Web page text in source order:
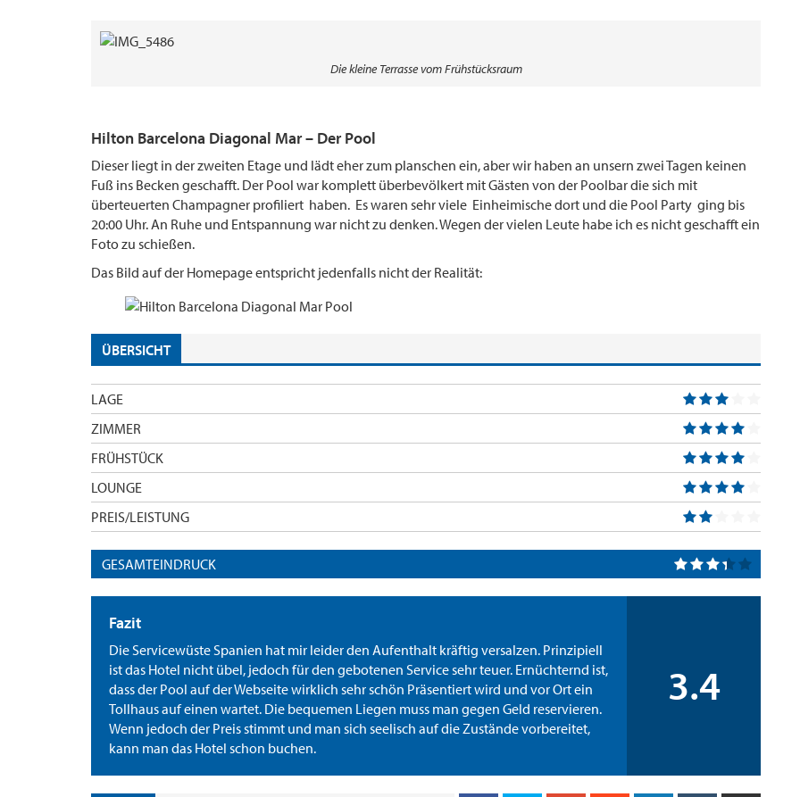
Die kleine Terrasse vom Frühstücksraum
Hilton Barcelona Diagonal Mar– Der Pool
Dieser liegt in der zweiten Etage und lädt eher zum planschen ein, aber wir haben an unsern zwei Tagen keinen
Fuß ins Becken geschafft. Der Pool war komplett überbevölkert mit Gästen von der Poolbar die sich mit
überteuerten Champagner profiliert haben. Es waren sehr viele Einheimische dort und die Pool Party ging bis
20:00 Uhr. An Ruhe und Entspannung war nicht zu denken. Wegen der vielen Leute habe ich es nicht geschafft ein
Foto zu schießen.
Das Bild auf der Homepage entspricht jedenfalls nicht der Realität:
ÜBERSICHT
LAGE
ZIMMER
FRÜHSTÜCK
LOUNGE
PREIS/LEISTUNG
GESAMTEINDRUCK
Fazit
Die Servicewüste Spanien hat mir leider den Aufenthalt kräftig versalzen. Prinzipiell
ist das Hotel nicht übel, jedoch für den gebotenen Service sehr teuer. Ernüchternd ist,
dass der Pool auf der Webseite wirklich sehr schön Präsentiert wird und vor Ort ein
Tollhaus auf einen wartet. Die bequemen Liegen muss man gegen Geld reservieren.
Wenn jedoch der Preis stimmt und man sich seelisch auf die Zustände vorbereitet,
kann man das Hotel schon buchen.
3.4